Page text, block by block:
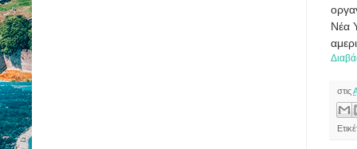
Νέα
στις